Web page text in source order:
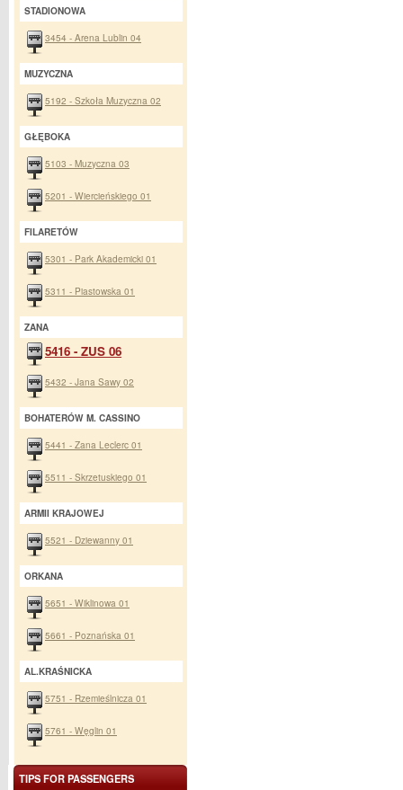
STADIONOWA
3454 - Arena Lublin 04
MUZYCZNA
5192 - Szkoła Muzyczna 02
GŁĘBOKA
5103 - Muzyczna 03
5201 - Wiercieńskiego 01
FILARETÓW
5301 - Park Akademicki 01
5311 - Piastowska 01
ZANA
5416 - ZUS 06
5432 - Jana Sawy 02
BOHATERÓW M. CASSINO
5441 - Zana Leclerc 01
5511 - Skrzetuskiego 01
ARMII KRAJOWEJ
5521 - Dziewanny 01
ORKANA
5651 - Wiklinowa 01
5661 - Poznańska 01
AL.KRAŚNICKA
5751 - Rzemieślnicza 01
5761 - Węglin 01
TIPS FOR PASSENGERS